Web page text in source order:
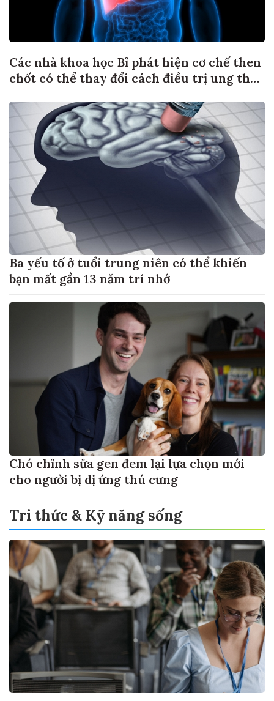
Các nhà khoa học Bỉ phát hiện cơ chế then
chốt có thể thay đổi cách điều trị ung thư
Ba yếu tố ở tuổi trung niên có thể khiến
bạn mất gần 13 năm trí nhớ
Chó chỉnh sửa gen đem lại lựa chọn mới
cho người bị dị ứng thú cưng
Tri thức & Kỹ năng sống